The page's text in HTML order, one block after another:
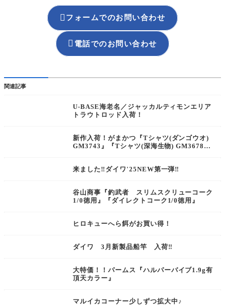
フォームでのお問い合わせ
 電話でのお問い合わせ
関連記事
U-BASE海老名／ジャッカルティモンエリア
トラウトロッド入荷！
新作入荷！がまかつ『Tシャツ(ダンゴウオ)
GM3743』『Tシャツ(深海生物) GM3678』
来ました‼︎ダイワ'25NEW第一弾‼︎
谷山商事『釣武者 スリムスクリューコーク
1/0徳用』『ダイレクトコーク1/0徳用』
ヒロキューへら餌がお買い得！
ダイワ 3月新製品船竿 入荷‼︎
大特価！！パームス『ハルパーバイブ1.9g有
頂天カラー』
マルイカコーナー少しずつ拡大中♪